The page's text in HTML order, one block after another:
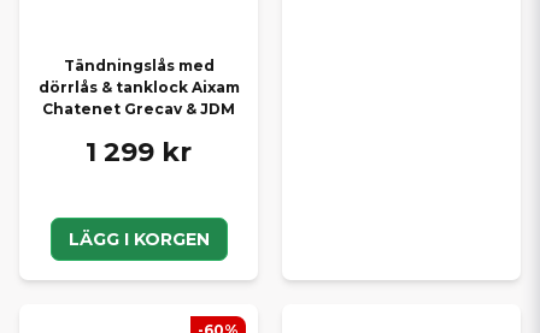
Tändningslås med
dörrlås & tanklock Aixam
Chatenet Grecav & JDM
1 299 kr
LÄGG I KORGEN